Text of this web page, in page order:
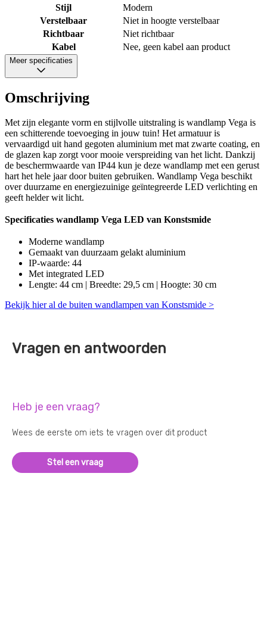
Stijl
Modern
Verstelbaar
Niet in hoogte verstelbaar
Richtbaar
Niet richtbaar
Kabel
Nee, geen kabel aan product
Meer specificaties
Omschrijving
Met zijn elegante vorm en stijlvolle uitstraling is wandlamp Vega is
een schitterende toevoeging in jouw tuin! Het armatuur is
vervaardigd uit hand gegoten aluminium met mat zwarte coating, en
de glazen kap zorgt voor mooie verspreiding van het licht. Dankzij
de beschermwaarde van IP44 kun je deze wandlamp met een gerust
hart het hele jaar door buiten gebruiken. Wandlamp Vega beschikt
over duurzame en energiezuinige geïntegreerde LED verlichting en
geeft helder wit licht.
Specificaties wandlamp Vega LED van Konstsmide
Moderne wandlamp
Gemaakt van duurzaam gelakt aluminium
IP-waarde: 44
Met integrated LED
Lengte: 44 cm | Breedte: 29,5 cm | Hoogte: 30 cm
Bekijk hier al de buiten wandlampen van Konstsmide >
Vragen en antwoorden
Heb je een vraag?
Wees de eerste om iets te vragen over dit product
Stel een vraag